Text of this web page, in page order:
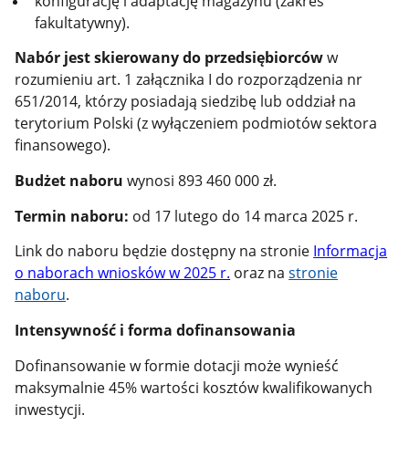
fakultatywny).
Nabór jest skierowany do przedsiębiorcóww
rozumieniu art. 1 załącznika I do rozporządzenia nr
651/2014, którzy posiadają siedzibę lub oddział na
terytorium Polski (z wyłączeniem podmiotów sektora
finansowego).
Budżet naboruwynosi 893 460 000 zł.
Termin naboru: od 17 lutego do 14 marca 2025 r.
Link do naboru będzie dostępny na stronie Informacja
o naborach wniosków w 2025 r. oraz nastronie
naboru.
Intensywność i forma dofinansowania
Dofinansowanie w formie dotacji może wynieść
maksymalnie 45% wartości kosztów kwalifikowanych
inwestycji.